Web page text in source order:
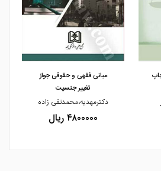
مشاهده و خرید
مبانی فقهی و حقوقی جواز
تغییر جنسیت
دکترمهدیه،محمدتقی زاده
۴۸۰۰۰۰۰ ریال